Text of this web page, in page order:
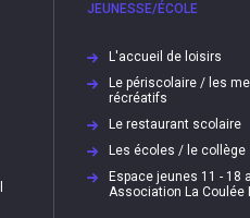
JEUNESSE/ÉCOLE
L'accueil de loisirs
Le périscolaire / les
récréatifs
Le restaurant scolaire
Les écoles / le collège
Espace jeunes 11 - 18
Association La Coulée